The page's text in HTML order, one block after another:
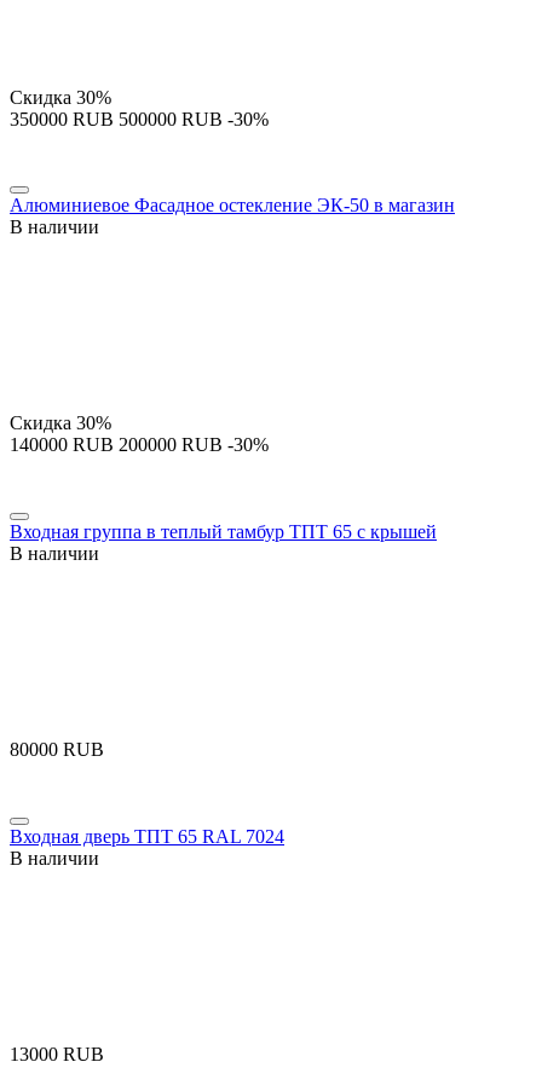
Скидка 30%
‍350000‍ RUB ‍500000‍ RUB -30%
Алюминиевое Фасадное остекление ЭК-50 в магазин
В наличии
Скидка 30%
‍140000‍ RUB ‍200000‍ RUB -30%
Входная группа в теплый тамбур ТПТ 65 с крышей
В наличии
‍80000‍ RUB
Входная дверь ТПТ 65 RAL 7024
В наличии
‍13000‍ RUB